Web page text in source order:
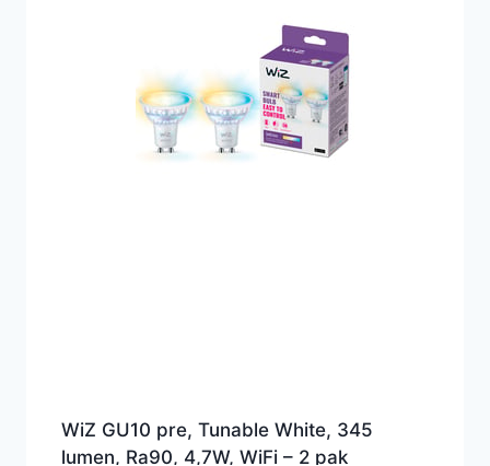
WiZ GU10 pre, Tunable White, 345
lumen, Ra90, 4,7W, WiFi – 2 pak